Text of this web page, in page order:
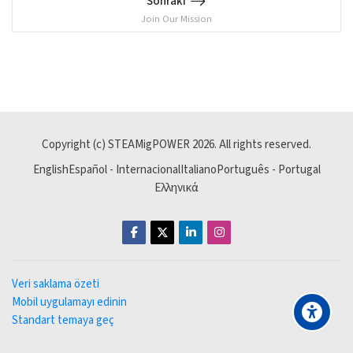
Join Our Mission
Copyright (c) STEAMigPOWER 2026. All rights reserved.
EnglishEspañol - InternacionalItalianoPortuguês - Portugal
Ελληνικά
Veri saklama özeti
Mobil uygulamayı edinin
Standart temaya geç